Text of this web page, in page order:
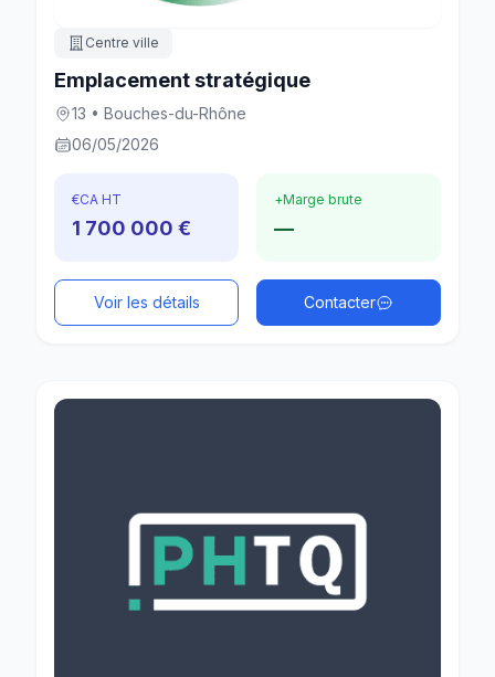
Centre ville
Emplacement stratégique
13 • Bouches-du-Rhône
06/05/2026
€CA HT
1 700 000 €
+Marge brute
—
Voir les détails Contacter